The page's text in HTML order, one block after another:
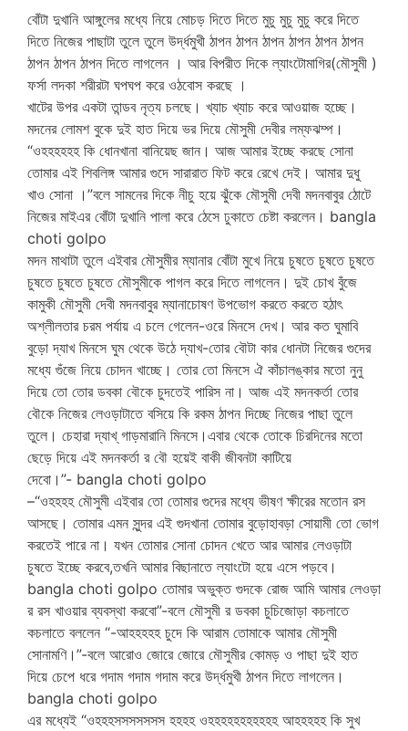
বোঁটা দুখানি আঙ্গুলের মধ্যে নিয়ে মোচড় দিতে দিতে মুচু মুচু মুচু করে দিতে
দিতে নিজের পাছাটা তুলে তুলে উর্দ্ধমুখী ঠাপন ঠাপন ঠাপন ঠাপন ঠাপন ঠাপন
ঠাপন ঠাপন ঠাপন দিতে লাগলেন । আর বিপরীত দিকে ল্যাংটোমাগির(মৌসুমী )
ফর্সা লদকা শরীরটা ঘপঘপ করে ওঠবোস করছে ।
খাটের উপর একটা তান্ডব নৃত্য চলছে। খ্যাচ খ্যাচ করে আওয়াজ হচ্ছে।
মদনের লোমশ বুকে দুই হাত দিয়ে ভর দিয়ে মৌসুমী দেবীর লম্ফঝম্প।
“ওহহহহহহ কি ধোনখানা বানিয়েছ জান। আজ আমার ইচ্ছে করছে সোনা
তোমার এই শিবলিঙ্গ আমার গুদে সারারাত ফিট করে রেখে দেই। আমার দুধু
খাও সোনা ।”বলে সামনের দিকে নীচু হয়ে ঝুঁকে মৌসুমী দেবী মদনবাবুর ঠোটে
নিজের মাইএর বোঁটা দুখানি পালা করে ঠেসে ঢুকাতে চেষ্টা করলেন। bangla
choti golpo
মদন মাথাটা তুলে এইবার মৌসুমীর ম্যানার বোঁটা মুখে নিয়ে চুষতে চুষতে চুষতে
চুষতে চুষতে চুষতে মৌসুমীকে পাগল করে দিতে লাগলেন। দুই চোখ বুঁজে
কামুকী মৌসুমী দেবী মদনবাবুর ম্যানাচোষণ উপভোগ করতে করতে হঠাৎ
অশ্লীলতার চরম পর্যায় এ চলে গেলেন-ওরে মিনসে দেখ। আর কত ঘুমাবি
বুড়ো দ্যাখ মিনসে ঘুম থেকে উঠে দ্যাখ-তোর বৌটা কার ধোনটা নিজের গুদের
মধ্যে গুঁজে নিয়ে চোদন খাচ্ছে। তোর তো মিনসে ঐ কাঁচালঙ্কার মতো নুনু
দিয়ে তো তোর ডবকা বৌকে চুদতেই পারিস না। আজ এই মদনকর্তা তোর
বৌকে নিজের লেওড়াটাতে বসিয়ে কি রকম ঠাপন দিচ্ছে নিজের পাছা তুলে
তুলে। চেহারা দ্যাখ্ গাড়মারানি মিনসে।এবার থেকে তোকে চিরদিনের মতো
ছেড়ে দিয়ে এই মদনকর্তা র বৌ হয়েই বাকী জীবনটা কাটিয়ে
দেবো।”- bangla choti golpo
–“ওহহহহ মৌসুমী এইবার তো তোমার গুদের মধ্যে ভীষণ ক্ষীরের মতোন রস
আসছে। তোমার এমন সুন্দর এই গুদখানা তোমার বুড়োহাবড়া সোয়ামী তো ভোগ
করতেই পারে না। যখন তোমার সোনা চোদন খেতে আর আমার লেওড়াটা
চুষতে ইচ্ছে করবে,তখনি আমার বিছানাতে ল্যাংটো হয়ে এসে পড়বে।
bangla choti golpo তোমার অভুক্ত গুদকে রোজ আমি আমার লেওড়া
র রস খাওয়ার ব্যবস্থা করবো”-বলে মৌসুমী র ডবকা চুচিজোড়া কচলাতে
কচলাতে বললেন “-আহহহহহ চুদে কি আরাম তোমাকে আমার মৌসুমী
সোনামণি।”-বলে আরোও জোরে জোরে মৌসুমীর কোমড় ও পাছা দুই হাত
দিয়ে চেপে ধরে গদাম গদাম গদাম করে উর্দ্ধমুখী ঠাপন দিতে লাগলেন।
bangla choti golpo
এর মধ্যেই “ওহহহসসসসসসস হহহহ ওহহহহহহহহহহহ আহহহহহ কি সুখ